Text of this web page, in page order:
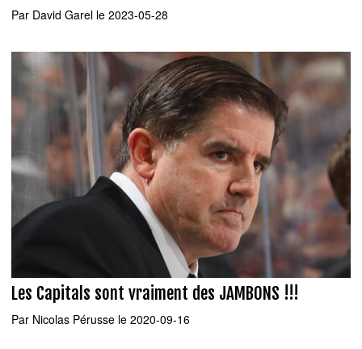
Par David Garel le 2023-05-28
Les Capitals sont vraiment des JAMBONS !!!
Par Nicolas Pérusse le 2020-09-16